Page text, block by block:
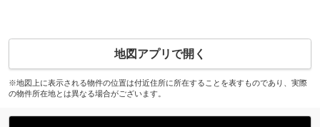
地図アプリで開く
※地図上に表示される物件の位置は付近住所に所在することを表すものであり、実際
の物件所在地とは異なる場合がございます。